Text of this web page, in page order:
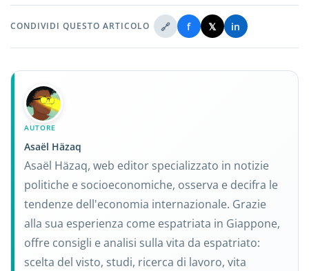
CONDIVIDI QUESTO ARTICOLO 🔗 f 𝕏 in
AUTORE
Asaël Häzaq
Asaël Häzaq, web editor specializzato in notizie
politiche e socioeconomiche, osserva e decifra le
tendenze dell'economia internazionale. Grazie
alla sua esperienza come espatriata in Giappone,
offre consigli e analisi sulla vita da espatriato:
scelta del visto, studi, ricerca di lavoro, vita